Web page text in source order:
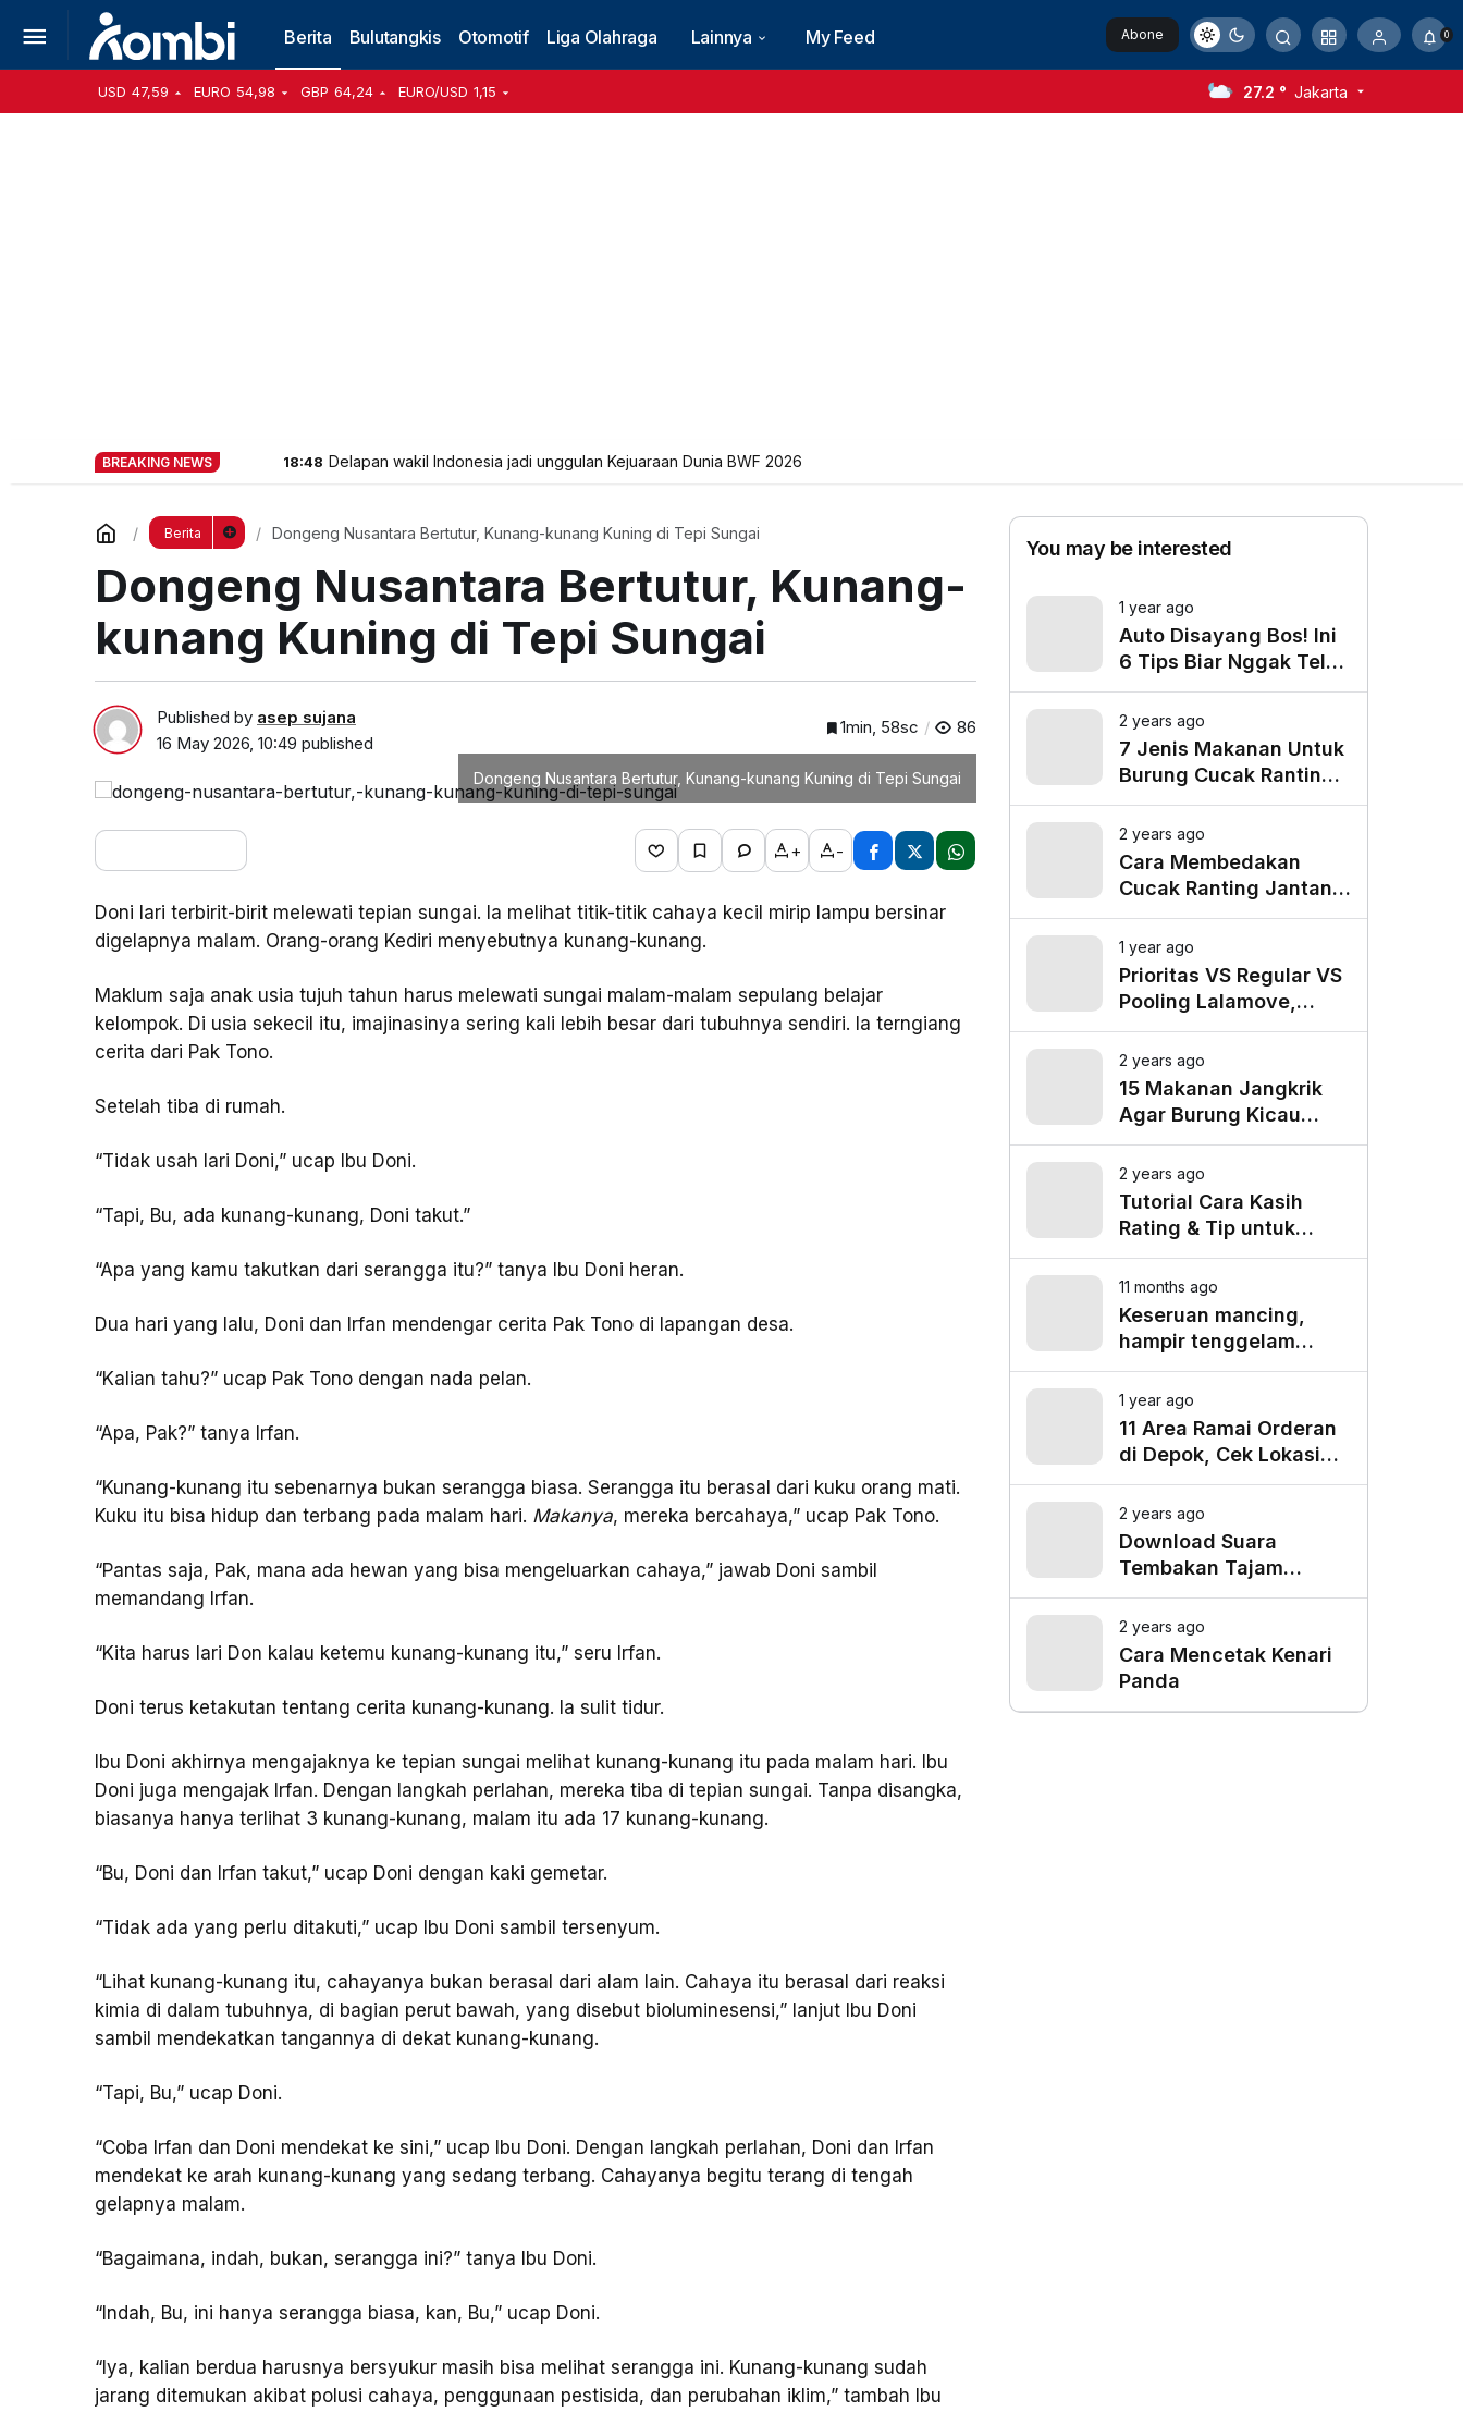
Berita Bulutangkis Otomotif Liga Olahraga Lainnya My Feed Abone
Ol
0
USD 47,59 EURO 54,98 GBP 64,24 EURO/USD 1,15 27.2 ° Jakarta
BREAKING NEWS 18:48 Delapan wakil Indonesia jadi unggulan Kejuaraan Dunia BWF 2026
Berita Dongeng Nusantara Bertutur, Kunang-kunang Kuning di Tepi Sungai
Dongeng Nusantara Bertutur, Kunang-
kunang Kuning di Tepi Sungai
Published by asep sujana
16 May 2026, 10:49 published
1min, 58sc 86
Dongeng Nusantara Bertutur, Kunang-kunang Kuning di Tepi Sungai
+ -
Doni lari terbirit-birit melewati tepian sungai. Ia melihat titik-titik cahaya kecil mirip lampu bersinar
digelapnya malam. Orang-orang Kediri menyebutnya kunang-kunang.
Maklum saja anak usia tujuh tahun harus melewati sungai malam-malam sepulang belajar
kelompok. Di usia sekecil itu, imajinasinya sering kali lebih besar dari tubuhnya sendiri. Ia terngiang
cerita dari Pak Tono.
Setelah tiba di rumah.
“Tidak usah lari Doni,” ucap Ibu Doni.
“Tapi, Bu, ada kunang-kunang, Doni takut.”
“Apa yang kamu takutkan dari serangga itu?” tanya Ibu Doni heran.
Dua hari yang lalu, Doni dan Irfan mendengar cerita Pak Tono di lapangan desa.
“Kalian tahu?” ucap Pak Tono dengan nada pelan.
“Apa, Pak?” tanya Irfan.
“Kunang-kunang itu sebenarnya bukan serangga biasa. Serangga itu berasal dari kuku orang mati.
Kuku itu bisa hidup dan terbang pada malam hari. Makanya, mereka bercahaya,” ucap Pak Tono.
“Pantas saja, Pak, mana ada hewan yang bisa mengeluarkan cahaya,” jawab Doni sambil
memandang Irfan.
“Kita harus lari Don kalau ketemu kunang-kunang itu,” seru Irfan.
Doni terus ketakutan tentang cerita kunang-kunang. Ia sulit tidur.
Ibu Doni akhirnya mengajaknya ke tepian sungai melihat kunang-kunang itu pada malam hari. Ibu
Doni juga mengajak Irfan. Dengan langkah perlahan, mereka tiba di tepian sungai. Tanpa disangka,
biasanya hanya terlihat 3 kunang-kunang, malam itu ada 17 kunang-kunang.
“Bu, Doni dan Irfan takut,” ucap Doni dengan kaki gemetar.
“Tidak ada yang perlu ditakuti,” ucap Ibu Doni sambil tersenyum.
“Lihat kunang-kunang itu, cahayanya bukan berasal dari alam lain. Cahaya itu berasal dari reaksi
kimia di dalam tubuhnya, di bagian perut bawah, yang disebut bioluminesensi,” lanjut Ibu Doni
sambil mendekatkan tangannya di dekat kunang-kunang.
“Tapi, Bu,” ucap Doni.
“Coba Irfan dan Doni mendekat ke sini,” ucap Ibu Doni. Dengan langkah perlahan, Doni dan Irfan
mendekat ke arah kunang-kunang yang sedang terbang. Cahayanya begitu terang di tengah
gelapnya malam.
“Bagaimana, indah, bukan, serangga ini?” tanya Ibu Doni.
“Indah, Bu, ini hanya serangga biasa, kan, Bu,” ucap Doni.
“Iya, kalian berdua harusnya bersyukur masih bisa melihat serangga ini. Kunang-kunang sudah
jarang ditemukan akibat polusi cahaya, penggunaan pestisida, dan perubahan iklim,” tambah Ibu
You may be interested
1 year ago
Auto Disayang Bos! Ini
6 Tips Biar Nggak Telat
Datang ke Kantor
2 years ago
7 Jenis Makanan Untuk
Burung Cucak Ranting
Agar Gacor
2 years ago
Cara Membedakan
Cucak Ranting Jantan
Dan Betina
1 year ago
Prioritas VS Regular VS
Pooling Lalamove,
Mana yang Paling
Cocok untuk Kebutuhan
Anda?
2 years ago
15 Makanan Jangkrik
Agar Burung Kicau
Tampil Maksimal
2 years ago
Tutorial Cara Kasih
Rating & Tip untuk
Driver Lalamove Ride
11 months ago
Keseruan mancing,
hampir tenggelam
gara-gara belut besar
1 year ago
11 Area Ramai Orderan
di Depok, Cek Lokasi
Favorit untuk Mangkal
Driver Online
2 years ago
Download Suara
Tembakan Tajam
Burung Siri Siri Gacor
Mp3
2 years ago
Cara Mencetak Kenari
Panda